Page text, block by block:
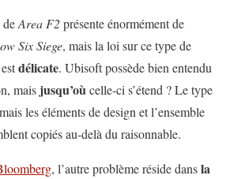
deArea F2présente énormément de
Six Siege, mais la loi sur ce type de
délicate. Ubisoft possède bien entendu
mais jusqu’oùcelle-ci s’étend ? Le type
les éléments de design et l’ensemble
copiés au-delà du raisonnable.
, l’autre problème réside dansla